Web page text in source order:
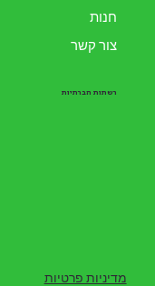
רשתות חברתיות
חנות
צור קשר
מדיניות פרטיות